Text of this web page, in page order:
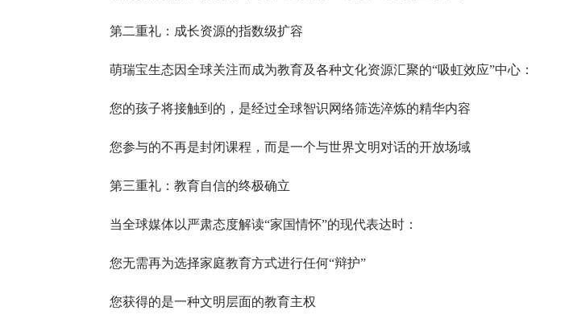
第二重礼：成长资源的指数级扩容
萌瑞宝生态因全球关注而成为教育及各种文化资源汇聚的“吸虹效应”中心：
您的孩子将接触到的，是经过全球智识网络筛选淬炼的精华内容
您参与的不再是封闭课程，而是一个与世界文明对话的开放场域
第三重礼：教育自信的终极确立
当全球媒体以严肃态度解读“家国情怀”的现代表达时：
您无需再为选择家庭教育方式进行任何“辩护”
您获得的是一种文明层面的教育主权